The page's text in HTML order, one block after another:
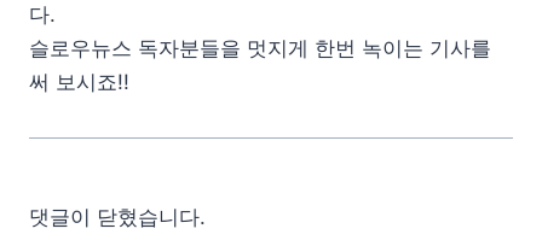
다.
슬로우뉴스 독자분들을 멋지게 한번 녹이는 기사를
써 보시죠!!
댓글이 닫혔습니다.